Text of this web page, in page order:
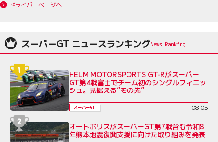
ドライバーページへ
スーパーGT ニュースランキング
HELM MOTORSPORTS GT-Rがスーパー
GT第4戦富士でチーム初のシングルフィニッ
シュ。見据える“その先”
スーパーGT 08-05
オートポリスがスーパーGT第7戦含む令和8
年熊本地震復興支援に向けた取り組みを発表